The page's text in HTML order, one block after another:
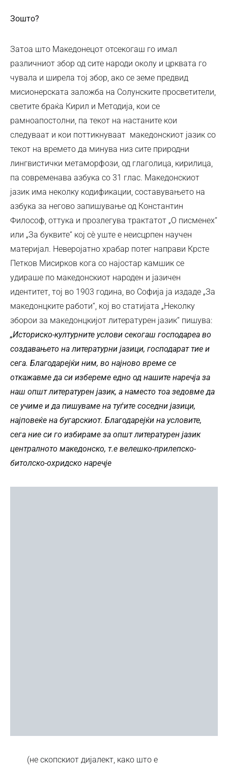
Зошто?
Затоа што Македонецот отсекогаш го имал
различниот збор од сите народи околу и црквата го
чувала и ширела тој збор, ако се земе предвид
мисионерската заложба на Солунските просветители,
светите браќа Кирил и Методија, кои се
рамноапостолни, па текот на настаните кои
следуваат и кои поттикнуваат македонскиот јазик со
текот на времето да минува низ сите природни
лингвистички метаморфози, од глаголица, кирилица,
па современава азбука со 31 глас. Македонскиот
јазик има неколку кодификации, составувањето на
азбука за негово запишување од Константин
Философ, оттука и прозлегува трактатот „О писменех“
или „За буквите“ кој сѐ уште е неисцрпен научен
материјал. Неверојатно храбар потег направи Крсте
Петков Мисирков кога со најостар камшик се
удираше по македонскиот народен и јазичен
идентитет, тој во 1903 година, во Софија ја издаде „За
македонцките работи“, кој во статијата „Неколку
зборои за македонцкијот литературен јазик“ пишува:
„Историско-културните услови секогаш господареа во
создавањето на литературни јазици, господарат тие и
сега. Благодарејќи ним, во најново време се
откажавме да си избереме едно од нашите наречја за
наш општ литературен јазик, а наместо тоа зедовме да
се учиме и да пишуваме на туѓите соседни јазици,
најповеќе на бугарскиот. Благодарејќи на условите,
сега ние си го избираме за општ литературен јазик
централното македонско, т.е велешко-прилепско-
битолско-охридско наречје
(не скопскиот дијалект, како што е